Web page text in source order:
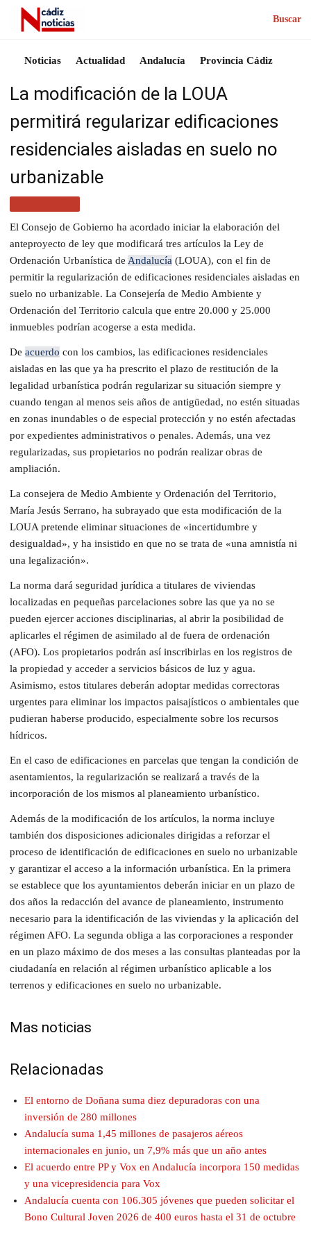
Buscar
Noticias Actualidad Andalucía Provincia Cádiz
La modificación de la LOUA
permitirá regularizar edificaciones
residenciales aisladas en suelo no
urbanizable
El Consejo de Gobierno ha acordado iniciar la elaboración del
anteproyecto de ley que modificará tres artículos la Ley de
Ordenación Urbanística de Andalucía (LOUA), con el fin de
permitir la regularización de edificaciones residenciales aisladas en
suelo no urbanizable. La Consejería de Medio Ambiente y
Ordenación del Territorio calcula que entre 20.000 y 25.000
inmuebles podrían acogerse a esta medida.
De acuerdo con los cambios, las edificaciones residenciales
aisladas en las que ya ha prescrito el plazo de restitución de la
legalidad urbanística podrán regularizar su situación siempre y
cuando tengan al menos seis años de antigüedad, no estén situadas
en zonas inundables o de especial protección y no estén afectadas
por expedientes administrativos o penales. Además, una vez
regularizadas, sus propietarios no podrán realizar obras de
ampliación.
La consejera de Medio Ambiente y Ordenación del Territorio,
María Jesús Serrano, ha subrayado que esta modificación de la
LOUA pretende eliminar situaciones de «incertidumbre y
desigualdad», y ha insistido en que no se trata de «una amnistía ni
una legalización».
La norma dará seguridad jurídica a titulares de viviendas
localizadas en pequeñas parcelaciones sobre las que ya no se
pueden ejercer acciones disciplinarias, al abrir la posibilidad de
aplicarles el régimen de asimilado al de fuera de ordenación
(AFO). Los propietarios podrán así inscribirlas en los registros de
la propiedad y acceder a servicios básicos de luz y agua.
Asimismo, estos titulares deberán adoptar medidas correctoras
urgentes para eliminar los impactos paisajísticos o ambientales que
pudieran haberse producido, especialmente sobre los recursos
hídricos.
En el caso de edificaciones en parcelas que tengan la condición de
asentamientos, la regularización se realizará a través de la
incorporación de los mismos al planeamiento urbanístico.
Además de la modificación de los artículos, la norma incluye
también dos disposiciones adicionales dirigidas a reforzar el
proceso de identificación de edificaciones en suelo no urbanizable
y garantizar el acceso a la información urbanística. En la primera
se establece que los ayuntamientos deberán iniciar en un plazo de
dos años la redacción del avance de planeamiento, instrumento
necesario para la identificación de las viviendas y la aplicación del
régimen AFO. La segunda obliga a las corporaciones a responder
en un plazo máximo de dos meses a las consultas planteadas por la
ciudadanía en relación al régimen urbanístico aplicable a los
terrenos y edificaciones en suelo no urbanizable.
Mas noticias
Relacionadas
El entorno de Doñana suma diez depuradoras con una
inversión de 280 millones
Andalucía suma 1,45 millones de pasajeros aéreos
internacionales en junio, un 7,9% más que un año antes
El acuerdo entre PP y Vox en Andalucía incorpora 150 medidas
y una vicepresidencia para Vox
Andalucía cuenta con 106.305 jóvenes que pueden solicitar el
Bono Cultural Joven 2026 de 400 euros hasta el 31 de octubre